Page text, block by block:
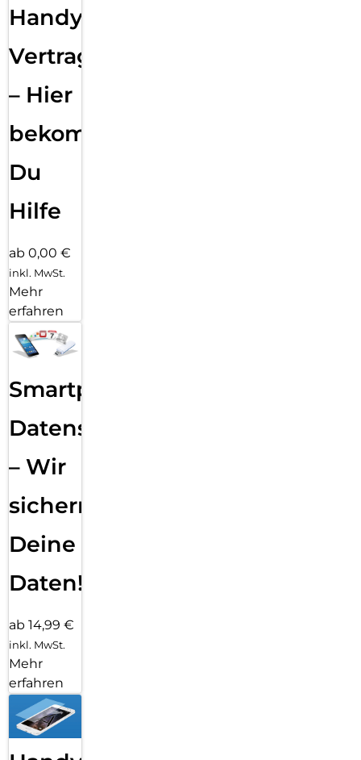
Handy
Vertragsabwicklung
– Hier
bekommst
Du
Hilfe
ab 0,00 €
inkl. MwSt.
Mehr
erfahren
Smartphone
Datensicherung
– Wir
sichern
Deine
Daten!
ab 14,99 €
inkl. MwSt.
Mehr
erfahren